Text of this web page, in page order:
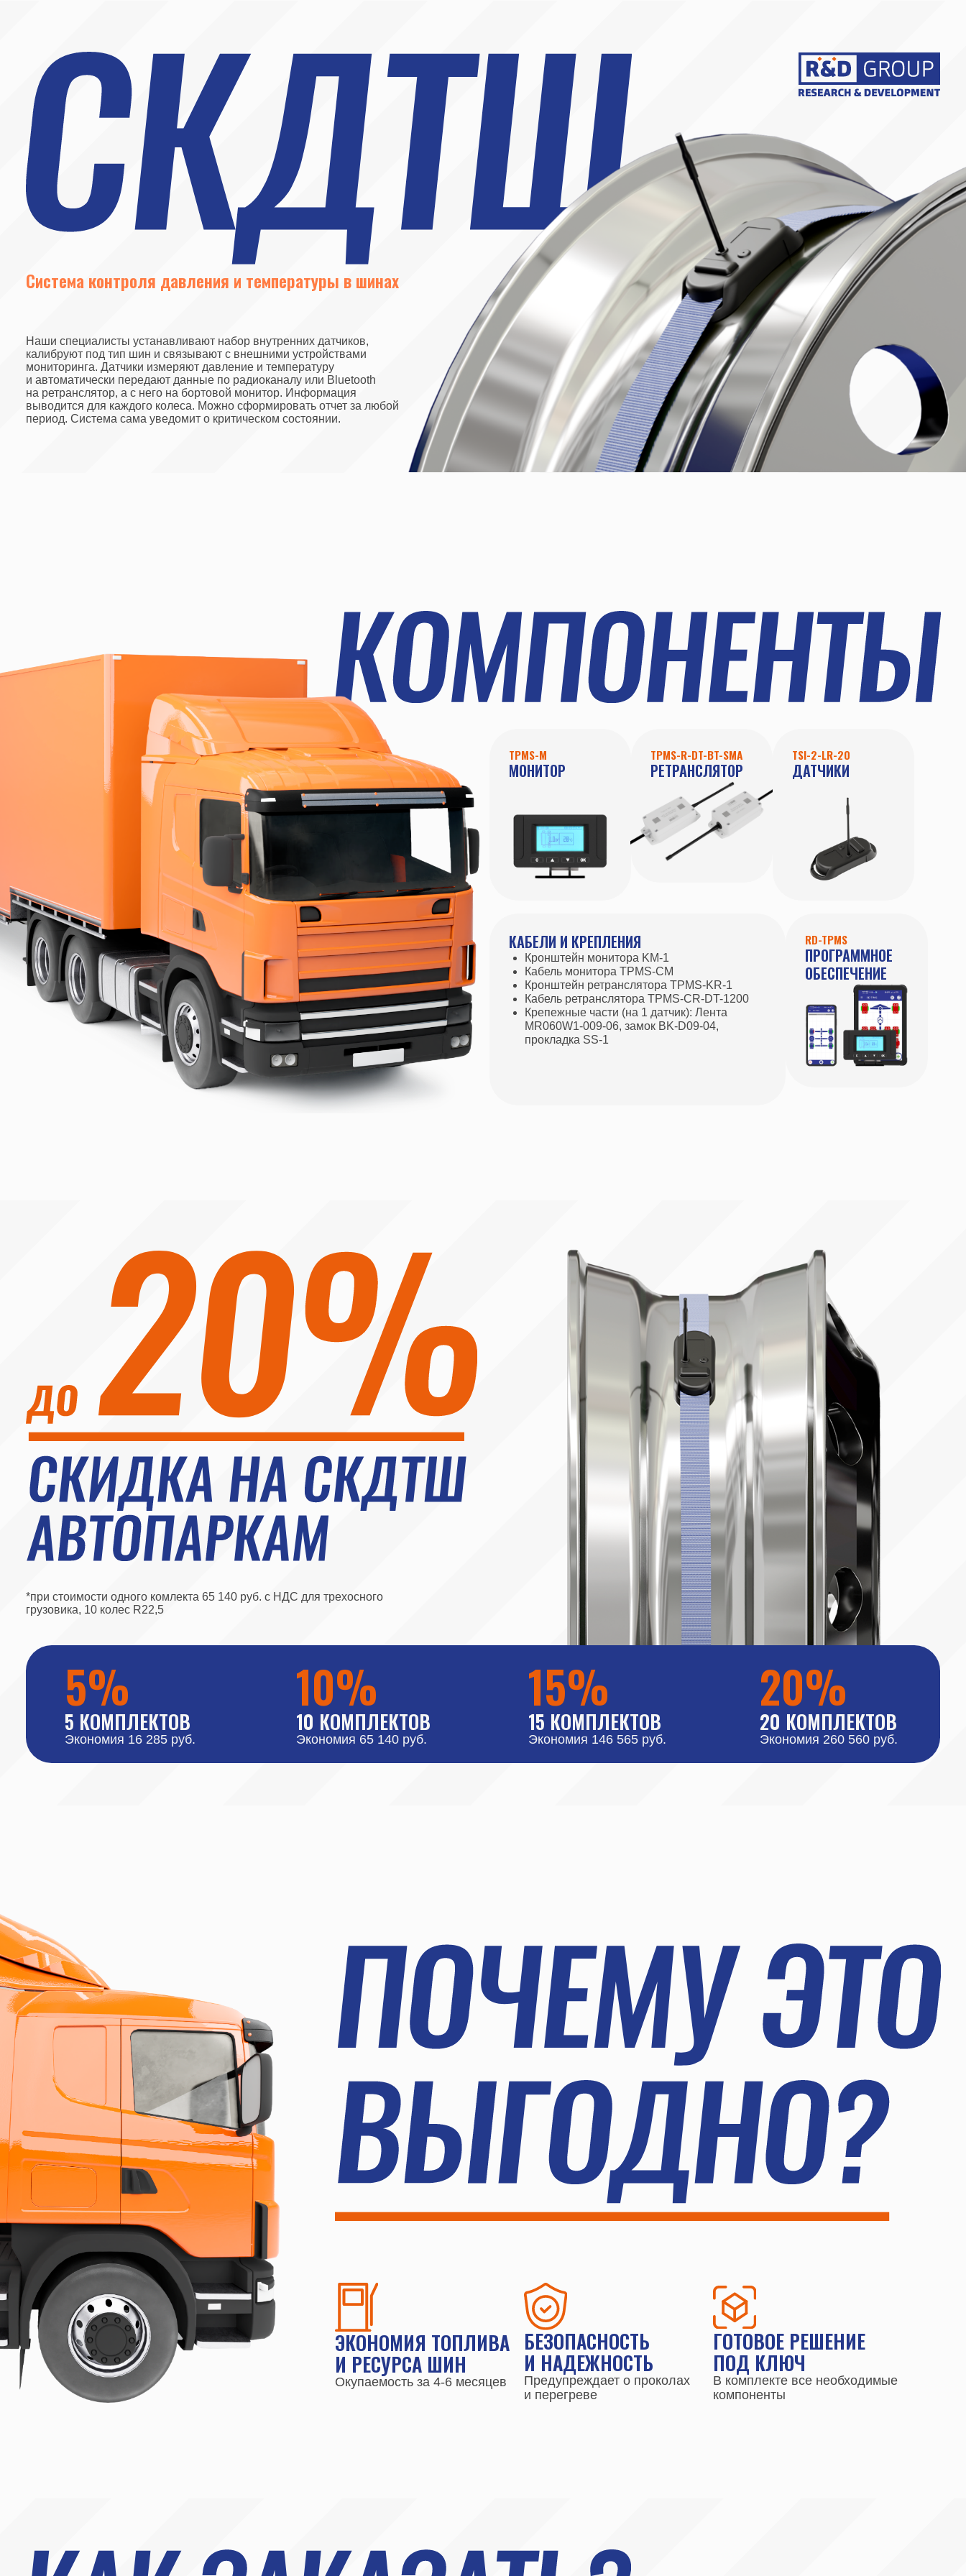
и автоматически передают данные по радиоканалу или Bluetooth
на ретранслятор, а с него на бортовой монитор. Информация
выводится для каждого колеса. Можно сформировать отчет за любой
период. Система сама уведомит о критическом состоянии.
Система контроля давления и температуры в шинах
КАБЕЛИ И КРЕПЛЕНИЯ
Кронштейн монитора KM-1
Кабель монитора TPMS-CM
Кронштейн ретранслятора TPMS-KR-1
Кабель ретранслятора TPMS-CR-DT-1200
RD-TPMS
TPMS-M
МОНИТОР
TPMS-R-DT-BT-SMA
РЕТРАНСЛЯТОР
TSI-2-LR-20
ДАТЧИКИ
*при стоимости одного комлекта 65 140 руб. с НДС для трехосного
5%
5 КОМПЛЕКТОВ
Экономия 16 285 руб.
10%
10 КОМПЛЕКТОВ
Экономия 65 140 руб.
15 КОМПЛЕКТОВ
20%
20 КОМПЛЕКТОВ
Экономия 260 560 руб.
до 20% скидка на СКДТШ автопаркам
ЭКОНОМИЯ ТОПЛИВА
И РЕСУРСА ШИН
Окупаемость за 4-6 месяцев
БЕЗОПАСНОСТЬ
И НАДЕЖНОСТЬ
Предупреждает о проколах
и перегреве
ГОТОВОЕ РЕШЕНИЕ
ПОД КЛЮЧ
В комплекте все необходимые
компоненты
Как заказать?